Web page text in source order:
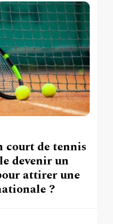
court de tennis
devenir un
attirer une
?